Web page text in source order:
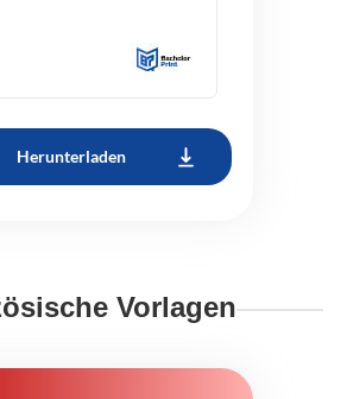
Herunterladen
Vorlagen